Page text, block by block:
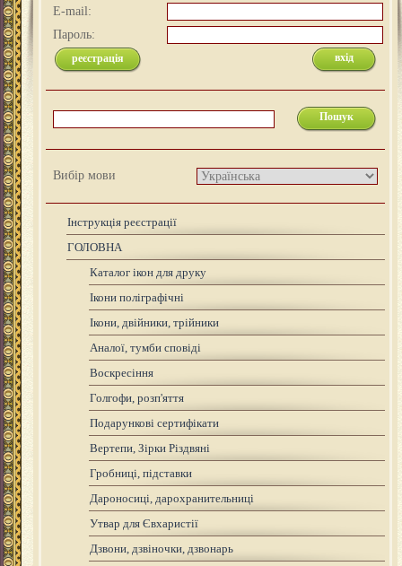
E-mail:
Пароль:
реєстрація
Вибір мови
Інструкція реєстрації
ГОЛОВНА
Каталог ікон для друку
Ікони поліграфічні
Ікони, двійники, трійники
Аналої, тумби сповіді
Воскресіння
Голгофи, розп'яття
Подарункові сертифікати
Вертепи, Зірки Різдвяні
Гробниці, підставки
Дароносиці, дарохранительниці
Утвар для Євхаристії
Дзвони, дзвіночки, дзвонарь